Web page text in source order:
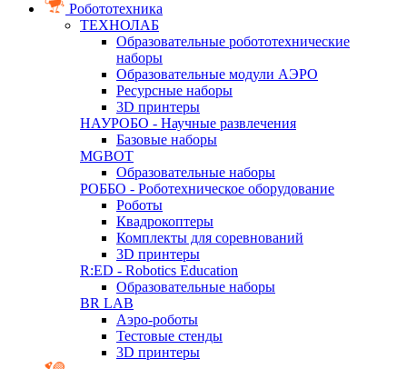
Робототехника
ТЕХНОЛАБ
Образовательные робототехнические
наборы
Образовательные модули АЭРО
Ресурсные наборы
3D принтеры
НАУРОБО - Научные развлечения
Базовые наборы
MGBOT
Образовательные наборы
РОББО - Роботехническое оборудование
Роботы
Квадрокоптеры
Комплекты для соревнований
3D принтеры
R:ED - Robotics Education
Образовательные наборы
BR LAB
Аэро-роботы
Тестовые стенды
3D принтеры